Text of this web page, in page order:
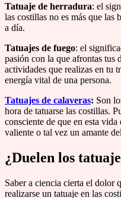
Tatuaje de herradura: el
las costillas no es más que las
a día.
Tatuajes de fuego: el
pasión con la que afrontas tus
actividades que realizas en tu
energía vital de una persona.
Tatuajes de calaveras: Son
hora de tatuarse las costillas.
consciente de que en esta
valiente o tal vez un amante
¿Duelen los
Saber a ciencia cierta el dolor
realizarse un tatuaje en las